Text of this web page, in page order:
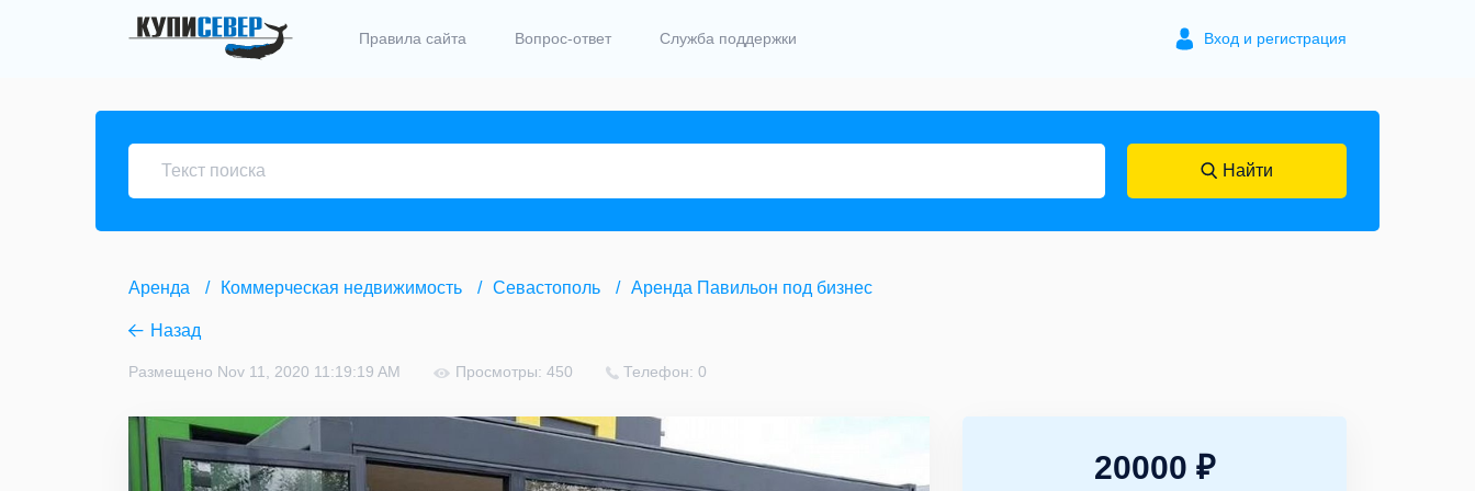
Правила сайта Вопрос-ответ Служба поддержки Вход и регистрация
Найти
Аренда Коммерческая недвижимость Севастополь Аренда Павильон под бизнес
Назад
Размещено Nov 11, 2020 11:19:19 AM Просмотры: 450 Телефон: 0
20000 ₽